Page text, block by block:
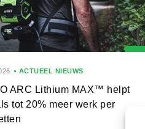
ACTUEEL NIEUWS
ARC Lithium MAX™ helpt
tot 20% meer werk per